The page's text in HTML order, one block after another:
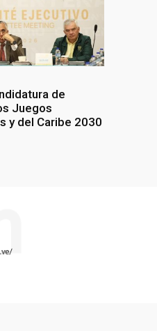
de
Juegos
y del Caribe 2030